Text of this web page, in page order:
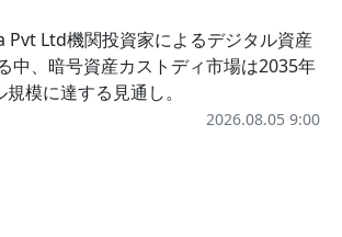
Ltd機関投資家によるデジタル資産
中、暗号資産カストディ市場は2035年
模に達する見通し。
2026.08.05 9:00